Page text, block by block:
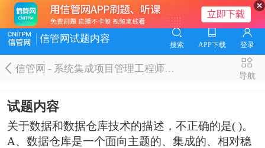
信管网试题内容
搜索 APP下载 登录
信管网 - 系统集成项目管理工程师题库
导航
试题内容
关于数据和数据仓库技术的描述，不正确的是( )。
A、数据仓库是一个面向主题的、集成的、相对稳